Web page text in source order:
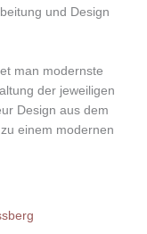
und Design
man modernste
der jeweiligen
Design aus dem
einem modernen